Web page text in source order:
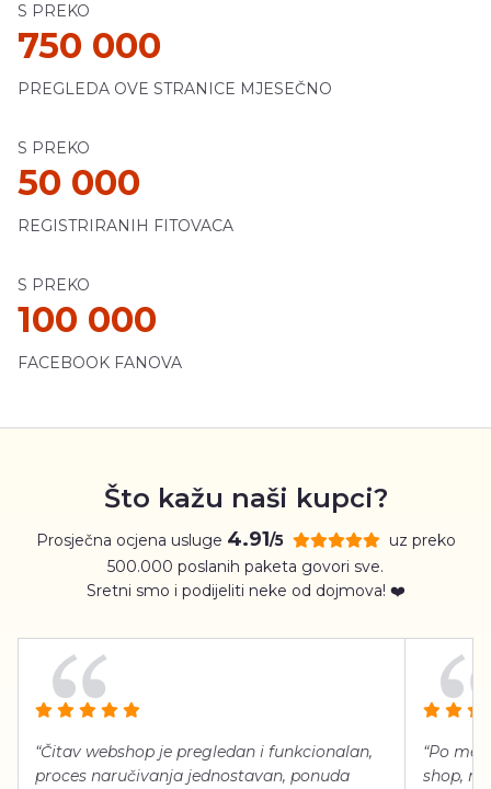
S PREKO
750 000
PREGLEDA OVE STRANICE MJESEČNO
S PREKO
50 000
REGISTRIRANIH FITOVACA
S PREKO
100 000
FACEBOOK FANOVA
Što kažu naši kupci?
Prosječna ocjena usluge 4.91/5
uz preko
500.000 poslanih paketa govori sve.
Sretni smo i podijeliti neke od dojmova! ❤️
“Čitav webshop je pregledan i funkcionalan,
proces naručivanja jednostavan, ponuda
“Po
shop,